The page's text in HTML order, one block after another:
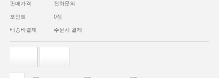
판매가격 전화문의
포인트 0점
배송비결제 주문시 결제